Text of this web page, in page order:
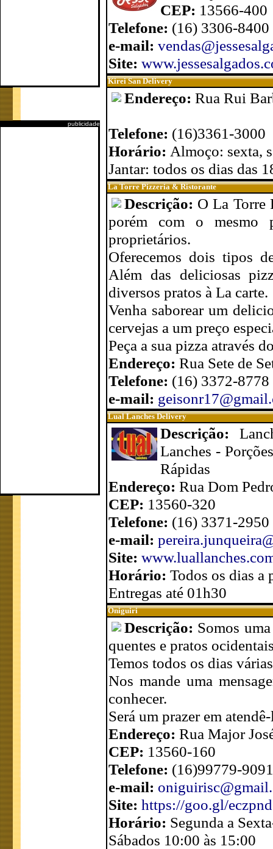
publicidade
CEP: 13566-400
Telefone: (16) 3306-8400
e-mail:
Site:
Kirei San Delivery
Endereço: Rua Rui
Telefone: (16)3361-3000
Horário: Almoço: sexta,
Jantar: todos os dias das
La Torre Pizzeria & Ristorante
Descrição: O La Torre
porém com o mesmo
proprietários.
Oferecemos dois tipos
Além das deliciosas
diversos pratos à La carte.
Venha saborear um
cervejas a um preço
Peça a sua pizza através
Endereço: Rua Sete de
Telefone: (16) 3372-
e-mail:
Lual Lanches Delivery
Descrição:
Lanches -
Rápidas
Endereço: Rua Dom
CEP: 13560-320
Telefone: (16) 3371-
e-mail:
Site:
Horário: Todos os dias a
Entregas até 01h30
Oniguiri
Descrição: Somos
quentes e pratos
Temos todos os dias
Nos mande uma
conhecer.
Será um prazer em
Endereço: Rua Major
CEP: 13560-160
Telefone: (16)99779-
e-mail:
Site: https://goo.gl/eczpnd
Horário: Segunda a
Sábados 10:00 às 15:00